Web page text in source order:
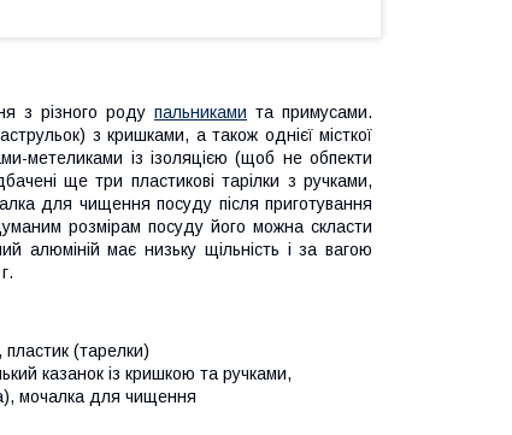
з різного роду пальниками та примусами.
з кришками, а також однієї місткої
метеликами із ізоляцією (щоб не обпекти
ще три пластикові тарілки з ручками,
для чищення посуду після приготування
розмірам посуду його можна скласти
алюміній має низьку щільність і за вагою
(тарелки)
казанок із кришкою та ручками,
мочалка для чищення